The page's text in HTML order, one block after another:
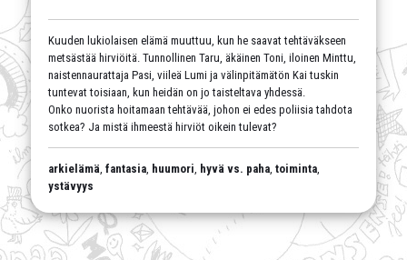
Kuuden lukiolaisen elämä muuttuu, kun he saavat tehtäväkseen
metsästää hirviöitä. Tunnollinen Taru, äkäinen Toni, iloinen Minttu,
naistennaurattaja Pasi, viileä Lumi ja välinpitämätön Kai tuskin
tuntevat toisiaan, kun heidän on jo taisteltava yhdessä.
Onko nuorista hoitamaan tehtävää, johon ei edes poliisia tahdota
sotkea? Ja mistä ihmeestä hirviöt oikein tulevat?
arkielämä,fantasia, huumori, hyvä vs. paha,toiminta,
ystävyys